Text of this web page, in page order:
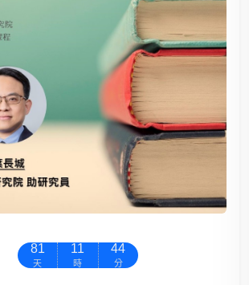
81
天
11
時
44
分